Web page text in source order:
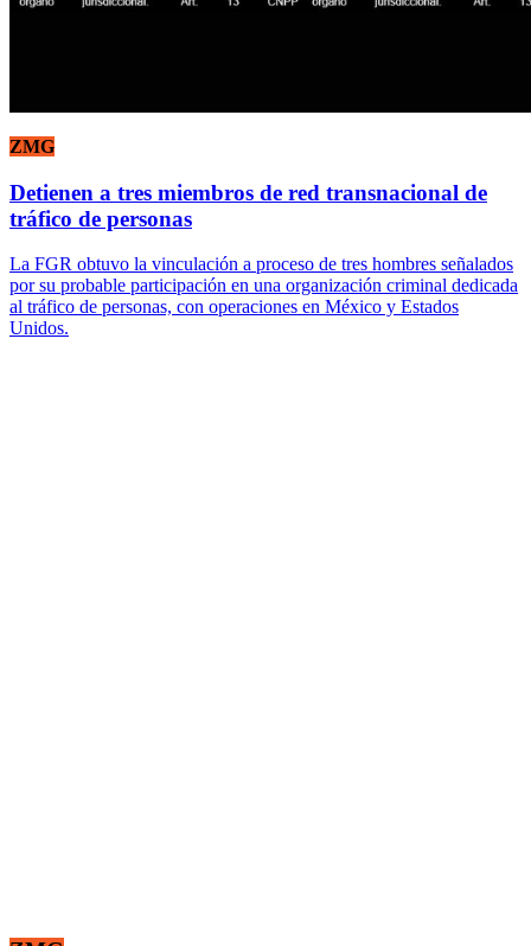
ZMG
Detienen a tres miembros de red transnacional de
tráfico de personas
La FGR obtuvo la vinculación a proceso de tres hombres señalados
por su probable participación en una organización criminal dedicada
al tráfico de personas, con operaciones en México y Estados
Unidos.